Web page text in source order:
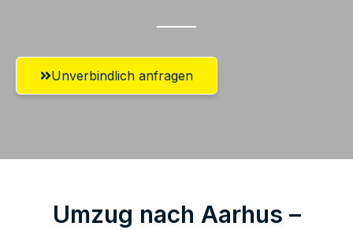
Unverbindlich anfragen
Umzug nach Aarhus –